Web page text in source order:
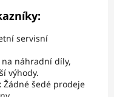
servisní
na náhradní díly,
výhody.
Žádné šedé prodeje